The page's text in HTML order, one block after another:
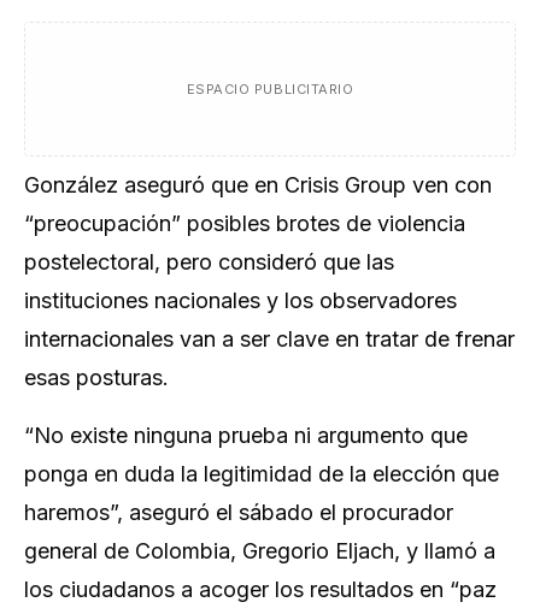
ESPACIO PUBLICITARIO
González aseguró que en Crisis Group ven con
“preocupación” posibles brotes de violencia
postelectoral, pero consideró que las
instituciones nacionales y los observadores
internacionales van a ser clave en tratar de frenar
esas posturas.
“No existe ninguna prueba ni argumento que
ponga en duda la legitimidad de la elección que
haremos”, aseguró el sábado el procurador
general de Colombia, Gregorio Eljach, y llamó a
los ciudadanos a acoger los resultados en “paz